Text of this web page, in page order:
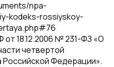
npa-
kodeks-rossiyskoy-
18.12.2006 № 231-ФЗ «О
четвертой
Российской Федерации».